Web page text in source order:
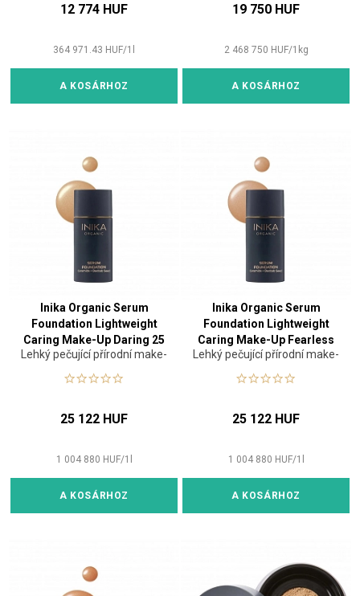
12 774 HUF
364 971.43 HUF/1
A KOSÁRHOZ
19 750 HUF
2 468 750 HUF/1 kg
A KOSÁRHOZ
Inika Organic Serum
Foundation Lightweight
Caring Make-Up Daring 25
ml
Lehký pečující přírodní make-
25 122 HUF
1 004 880 HUF/1
A KOSÁRHOZ
Inika Organic Serum
Foundation Lightweight
Caring Make-Up Fearless
25 ml
Lehký pečující přírodní make-
25 122 HUF
1 004 880 HUF/1
A KOSÁRHOZ